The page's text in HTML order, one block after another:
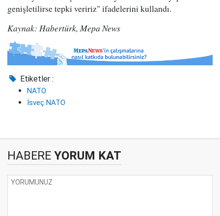
genişletilirse tepki veririz" ifadelerini kullandı.
Kaynak: Habertürk, Mepa News
Etiketler :
NATO
İsveç NATO
HABERE YORUM KAT